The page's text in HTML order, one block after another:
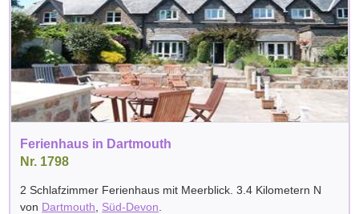
Ferienhaus in Dartmouth
Nr. 1798
2 Schlafzimmer Ferienhaus mit Meerblick. 3.4 Kilometern N
von Dartmouth Süd-Devon